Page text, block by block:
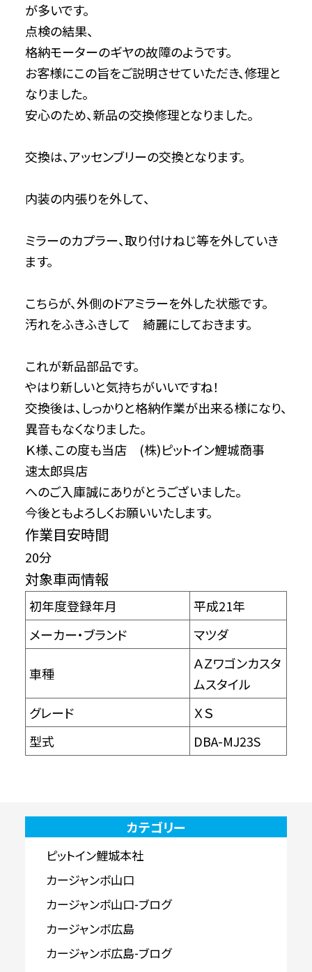
が多いです。
点検の結果、
格納モーターのギヤの故障のようです。
お客様にこの旨をご説明させていただき、修理と
なりました。
安心のため、新品の交換修理となりました。
交換は、アッセンブリーの交換となります。
内装の内張りを外して、
ミラーのカプラー、取り付けねじ等を外していき
ます。
こちらが、外側のドアミラーを外した状態です。
汚れをふきふきして 綺麗にしておきます。
これが新品部品です。
やはり新しいと気持ちがいいですね！
交換後は、しっかりと格納作業が出来る様になり、
異音もなくなりました。
Ｋ様、この度も当店 (株)ピットイン鯉城商事
速太郎呉店
へのご入庫誠にありがとうございました。
今後ともよろしくお願いいたします。
作業目安時間
20分
対象車両情報
初年度登録年月
平成21年
メーカー・ブランド
マツダ
車種
ＡＺワゴンカスタ
ムスタイル
グレード
ＸＳ
型式
DBA-MJ23S
カテゴリー
ピットイン鯉城本社
カージャンボ山口
カージャンボ山口-ブログ
カージャンボ広島
カージャンボ広島-ブログ